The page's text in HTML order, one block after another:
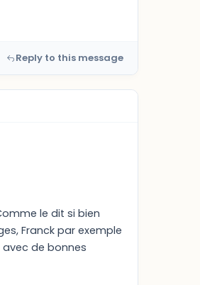
Reply to this message
le dit si bien
Franck par exemple
de bonnes